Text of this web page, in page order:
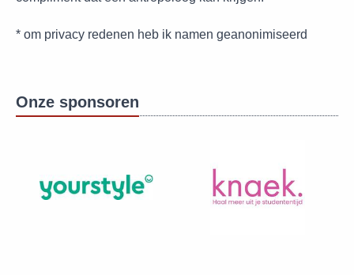
* om privacy redenen heb ik namen geanonimiseerd
Onze sponsoren